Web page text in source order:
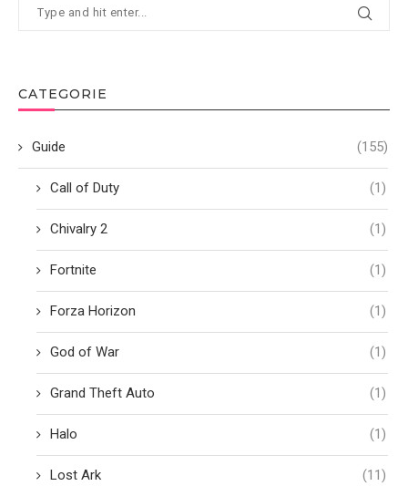
CATEGORIE
Guide (155)
Call of Duty (1)
Chivalry 2 (1)
Fortnite (1)
Forza Horizon (1)
God of War (1)
Grand Theft Auto (1)
Halo (1)
Lost Ark (11)